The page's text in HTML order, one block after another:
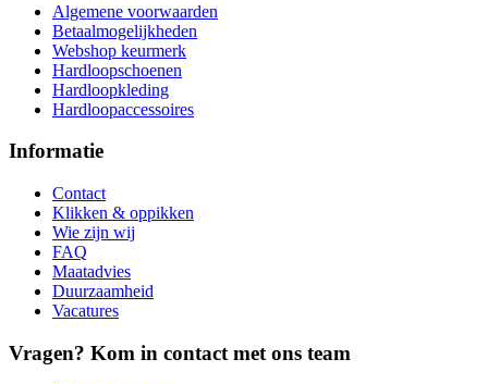
Algemene voorwaarden
Betaalmogelijkheden
Webshop keurmerk
Hardloopschoenen
Hardloopkleding
Hardloopaccessoires
Informatie
Contact
Klikken & oppikken
Wie zijn wij
FAQ
Maatadvies
Duurzaamheid
Vacatures
Vragen? Kom in contact met ons team